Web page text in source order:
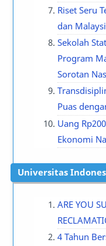
Riset Seru
dan
Sekolah
Program
Sorotan
Puas
Uang
Ekonomi
Universitas
ARE YOU
4 Tahun